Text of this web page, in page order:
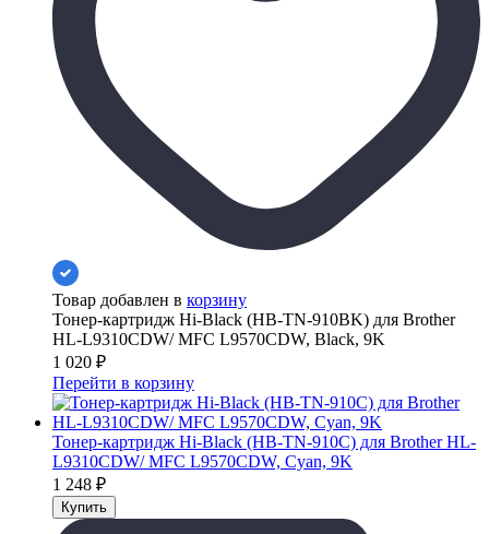
Товар добавлен в корзину
Тонер-картридж Hi-Black (HB-TN-910BK) для Brother
HL-L9310CDW/ MFC L9570CDW, Black, 9K
1 020 ₽
Перейти в корзину
Тонер-картридж Hi-Black (HB-TN-910C) для Brother HL-
L9310CDW/ MFC L9570CDW, Cyan, 9K
1 248 ₽